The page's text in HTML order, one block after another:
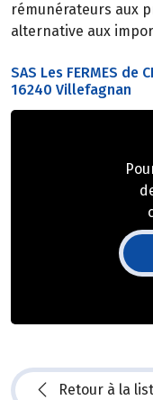
rémunérateurs aux
alternative aux
SAS Les FERMES de
16240 Villefagnan
Retour à la